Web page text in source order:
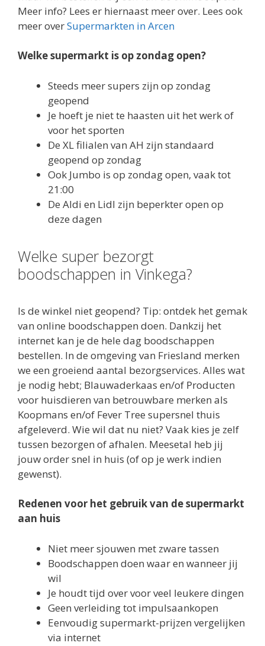
Meer info? Lees er hiernaast meer over. Lees ook
meer overSupermarkten in Arcen
Welke supermarkt is op zondag open?
Steeds meer supers zijn op zondag
geopend
Je hoeft je niet te haasten uit het werk of
voor het sporten
De XL filialen van AH zijn standaard
geopend op zondag
Ook Jumbo is op zondag open, vaak tot
21:00
De Aldi en Lidl zijn beperkter open op
deze dagen
Welke super bezorgt
boodschappen in Vinkega?
Is de winkel niet geopend? Tip: ontdek het gemak
van online boodschappen doen. Dankzij het
internet kan je de hele dag boodschappen
bestellen. In de omgeving van Friesland merken
we een groeiend aantal bezorgservices. Alles wat
je nodig hebt; Blauwaderkaas en/of Producten
voor huisdieren van betrouwbare merken als
Koopmans en/of Fever Tree supersnel thuis
afgeleverd. Wie wil dat nu niet? Vaak kies je zelf
tussen bezorgen of afhalen. Meesetal heb jij
jouw order snel in huis (of op je werk indien
gewenst).
Redenen voor het gebruik van de supermarkt
aan huis
Niet meer sjouwen met zware tassen
Boodschappen doen waar en wanneer jij
wil
Je houdt tijd over voor veel leukere dingen
Geen verleiding tot impulsaankopen
Eenvoudig supermarkt-prijzen vergelijken
via internet